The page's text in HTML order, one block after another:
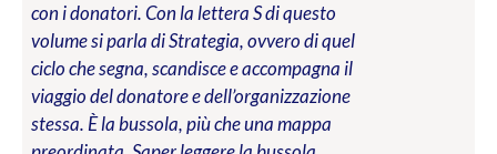
con i donatori. Con la lettera S di questo
volume si parla di Strategia, ovvero di quel
ciclo che segna, scandisce e accompagna il
viaggio del donatore e dell’organizzazione
stessa. È la bussola, più che una mappa